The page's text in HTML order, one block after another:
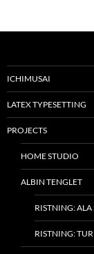
ICHIMUSAI
LATEX TYPESETTING
PROJECTS
HOME STUDIO
ALBIN TENGLET
RISTNING: ALA
RISTNING: